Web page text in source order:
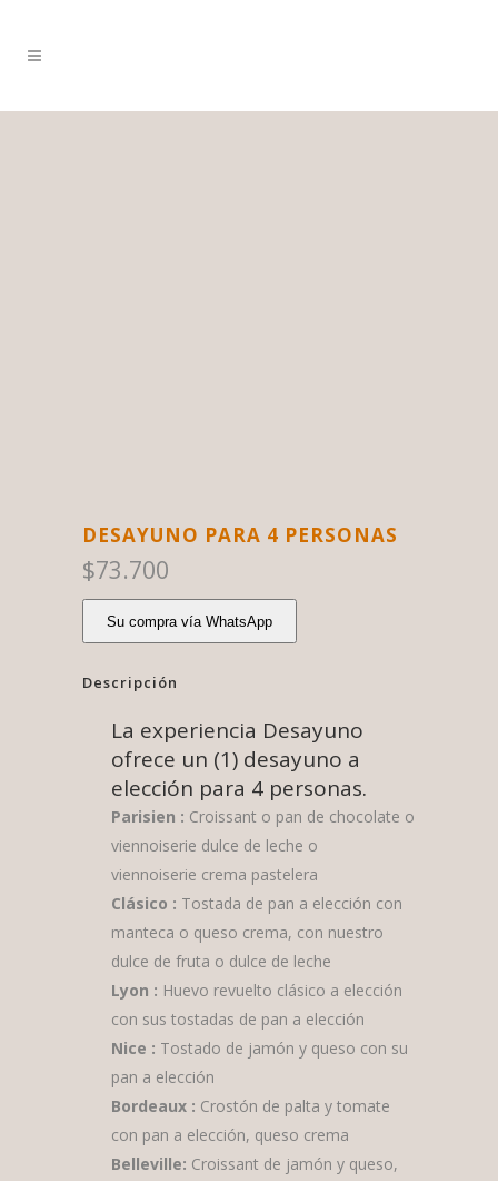
DESAYUNO PARA 4 PERSONAS
$73.700
Su compra vía WhatsApp
Descripción
La experiencia Desayuno
ofrece un (1) desayuno a
elección para 4 personas.
Parisien : Croissant o pan de chocolate o
viennoiserie dulce de leche o
viennoiserie crema pastelera
Clásico : Tostada de pan a elección con
manteca o queso crema, con nuestro
dulce de fruta o dulce de leche
Lyon : Huevo revuelto clásico a elección
con sus tostadas de pan a elección
Nice : Tostado de jamón y queso con su
pan a elección
Bordeaux : Crostón de palta y tomate
con pan a elección, queso crema
Belleville: Croissant de jamón y queso,